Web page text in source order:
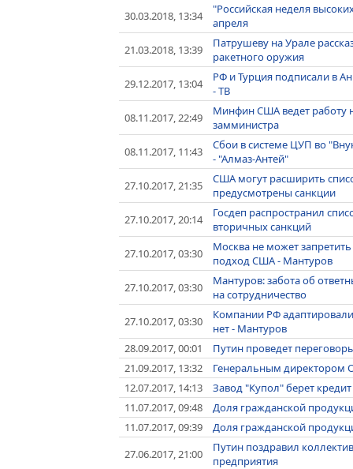
30.03.2018, 13:34
"Российская неделя
апреля
21.03.2018, 13:39
Патрушеву на Урале
ракетного оружия
29.12.2017, 13:04
РФ и Турция подписали в
- ТВ
08.11.2017, 22:49
Минфин США ведет работу
замминистра
08.11.2017, 11:43
Сбои в системе ЦУП во
- "Алмаз-Антей"
27.10.2017, 21:35
США могут расширить
предусмотрены санкции
27.10.2017, 20:14
Госдеп распространил
вторичных санкций
27.10.2017, 03:30
Москва не может
подход США - Мантуров
27.10.2017, 03:30
Мантуров: забота об
на сотрудничество
27.10.2017, 03:30
Компании РФ
нет - Мантуров
28.09.2017, 00:01
Путин проведет
21.09.2017, 13:32
Генеральным директором
12.07.2017, 14:13
Завод "Купол" берет
11.07.2017, 09:48
Доля гражданской
11.07.2017, 09:39
Доля гражданской
27.06.2017, 21:00
Путин поздравил
предприятия